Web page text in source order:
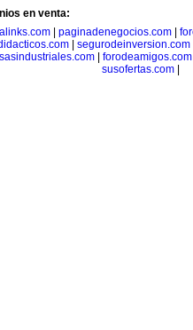
en venta:
| paginadenegocios.com|
| segurodeinversion.com
| forodeamigos.com
susofertas.com